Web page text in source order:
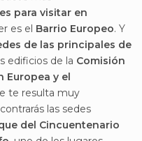
para visitar en
es el Barrio Europeo. Y
de las principales de
edificios de la Comisión
Europea y el
te resulta muy
las sedes
del Cincuentenario